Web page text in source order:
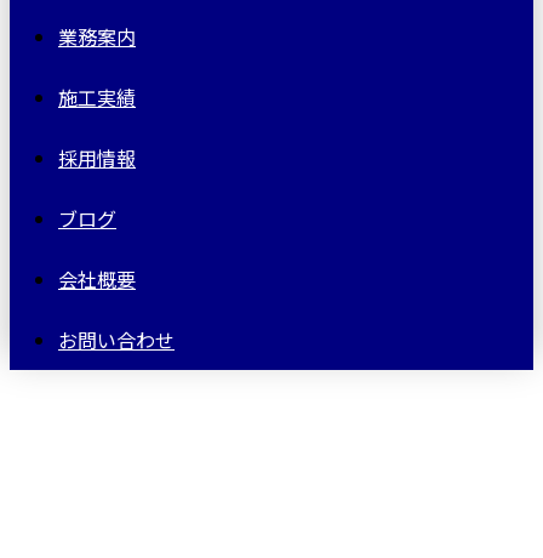
業務案内
施工実績
採用情報
ブログ
会社概要
お問い合わせ